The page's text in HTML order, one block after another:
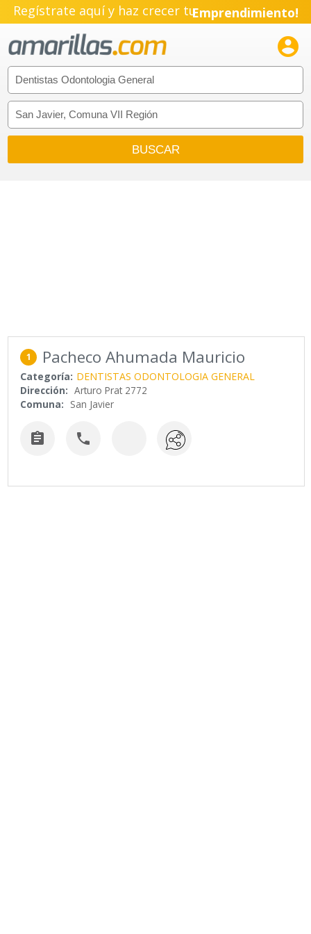
Regístrate aquí y haz crecer tuEmprendimiento!

1 Pacheco Ahumada Mauricio
Categoría: DENTISTAS ODONTOLOGIA GENERAL
Dirección: Arturo Prat 2772
Comuna: San Javier
 